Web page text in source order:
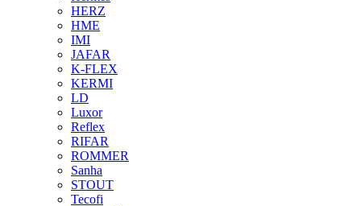
HERZ
HME
IMI
JAFAR
K-FLEX
KERMI
LD
Luxor
Reflex
RIFAR
ROMMER
Sanha
STOUT
Tecofi